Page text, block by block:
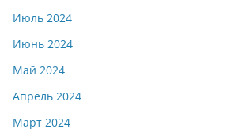
Июль 2024
Июнь 2024
Май 2024
Апрель 2024
Март 2024